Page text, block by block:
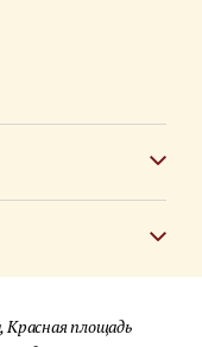
Красная площадь